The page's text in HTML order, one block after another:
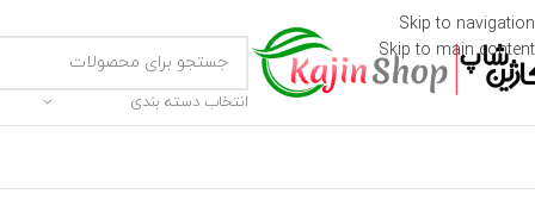
Skip to navigation
Skip to main content
انتخاب دسته بندی